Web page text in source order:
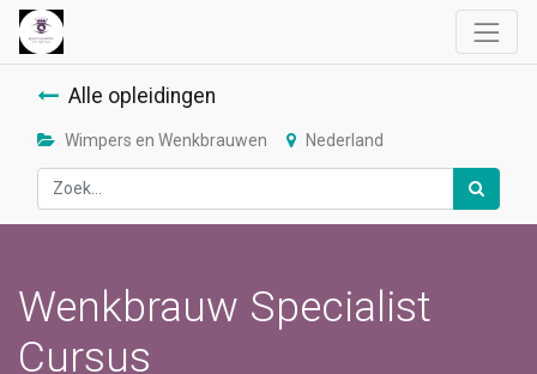
Alle opleidingen
Wimpers en Wenkbrauwen Nederland
Wenkbrauw Specialist
Cursus